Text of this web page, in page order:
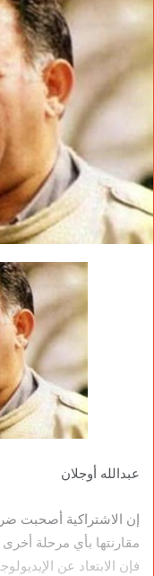
عبدالله أوجلان
إن الاشتراكية أصحبت
مقارنتها بأي مرحلة
فإن الابتعاد عن